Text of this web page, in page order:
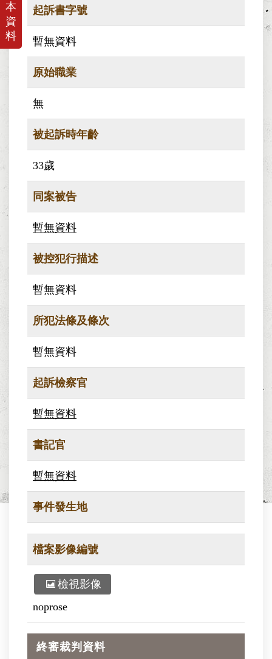
本
資
料
起訴書字號
暫無資料
原始職業
無
被起訴時年齡
33歲
同案被告
暫無資料
被控犯行描述
暫無資料
所犯法條及條次
暫無資料
起訴檢察官
暫無資料
書記官
暫無資料
事件發生地
檔案影像編號
檢視影像
noprose
終審裁判資料